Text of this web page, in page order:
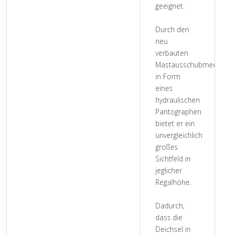
geeignet.
Durch den
neu
verbauten
in Form
eines
hydraulischen
Pantographen
bietet er ein
unvergleichlich
großes
Sichtfeld in
jeglicher
Regalhöhe.
Dadurch,
dass die
Deichsel in